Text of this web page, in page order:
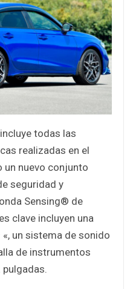
todas las
realizadas en el
un nuevo conjunto
seguridad y
Sensing® de
clave incluyen una
un sistema de sonido
de instrumentos